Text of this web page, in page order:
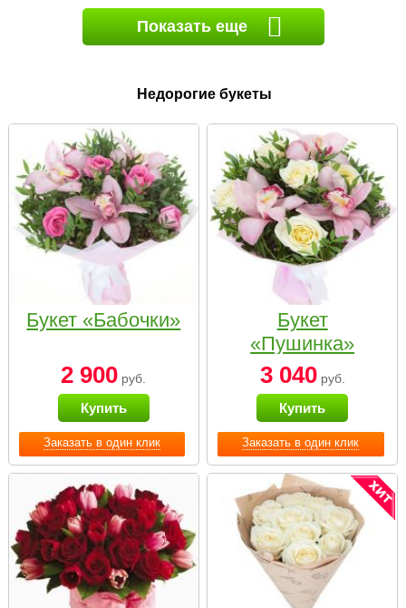
Показать еще
Недорогие букеты
Заказать в один клик
Букет «Бабочки»
2 900 руб.
Купить
Заказать в один клик
Букет
«Пушинка»
3 040руб.
Купить